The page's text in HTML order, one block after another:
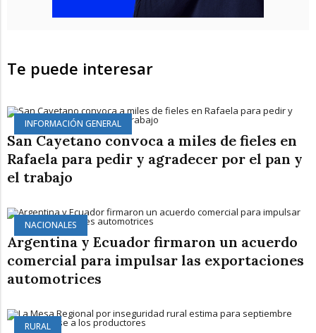
Te puede interesar
INFORMACIÓN GENERAL
San Cayetano convoca a miles de fieles en
Rafaela para pedir y agradecer por el pan y
el trabajo
NACIONALES
Argentina y Ecuador firmaron un acuerdo
comercial para impulsar las exportaciones
automotrices
RURAL